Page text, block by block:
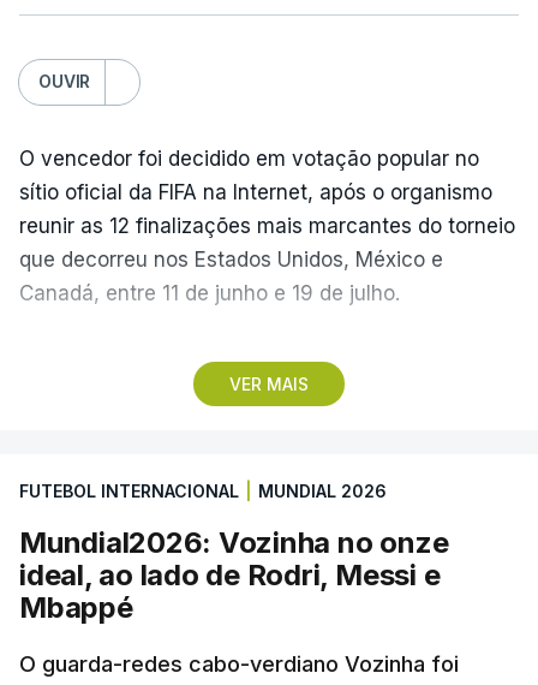
OUVIR
VER MAIS
O vencedor foi decidido em votação popular no
sítio oficial da FIFA na Internet, após o organismo
reunir as 12 finalizações mais marcantes do torneio
que decorreu nos Estados Unidos, México e
Canadá, entre 11 de junho e 19 de julho.
Lopes Cabral conquistou o prémio graças ao
remate de pé direito que colocou a bola no ângulo
“Foi simplesmente surreal”, disse à FIFA o jogador
dos turcos do Trabzonspor, recordando o momento
que fez Cabo Verde sonhar alto na sua primeira
participação numa fase final de um Mundial.
FUTEBOL INTERNACIONAL MUNDIAL 2026
Mundial2026: Vozinha no onze
ideal, ao lado de Rodri, Messi e
Mbappé
O guarda-redes cabo-verdiano Vozinha foi